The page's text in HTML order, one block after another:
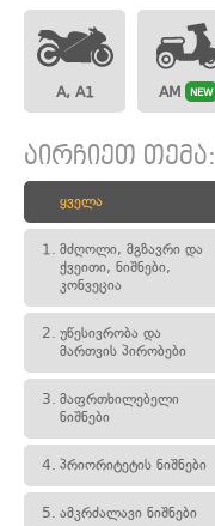
A, A1 AM NEW
აირჩიეთ თემა:
ყველა
1. მძღოლი, მგზავრი და
ქვეითი, ნიშნები,
კონვეცია
2. უწესივრობა და
მართვის პირობები
3. მაფრთხილებელი
ნიშნები
4. პრიორიტეტის ნიშნები
5. ამკრძალავი ნიშნები